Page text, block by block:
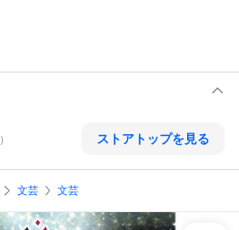
） ストアトップを見る
文芸 文芸